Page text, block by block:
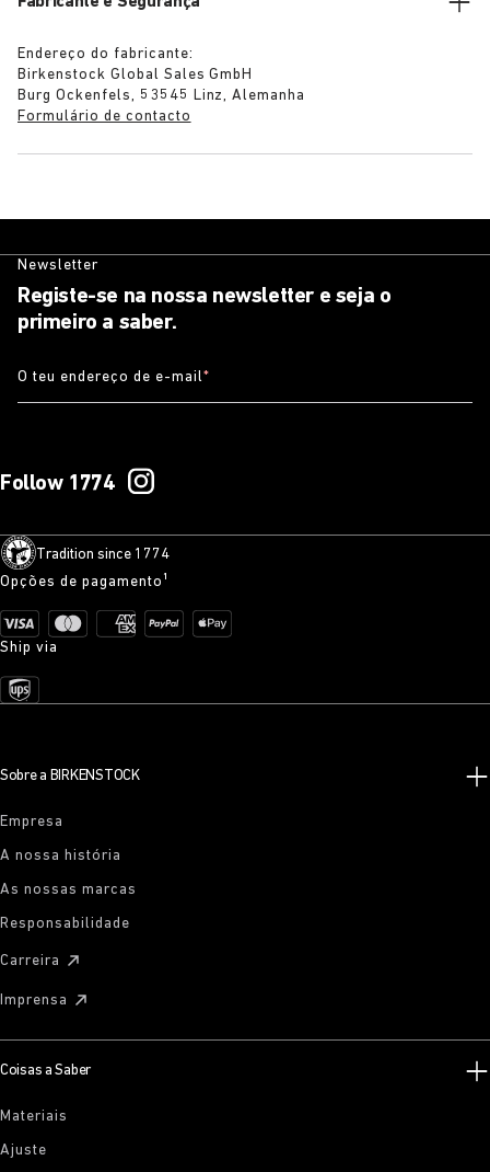
Endereço do fabricante:
Birkenstock Global Sales GmbH
Burg Ockenfels, 53545 Linz, Alemanha
Formulário de contacto
Newsletter
Registe-se na nossa newsletter e seja o
primeiro a saber.
O teu endereço de e-mail*
Follow 1774
Tradition since 1774
Opções de pagamento¹
Ship via
Sobre a BIRKENSTOCK
Empresa
A nossa história
As nossas marcas
Responsabilidade
Carreira
Imprensa
Coisas a Saber
Materiais
Ajuste